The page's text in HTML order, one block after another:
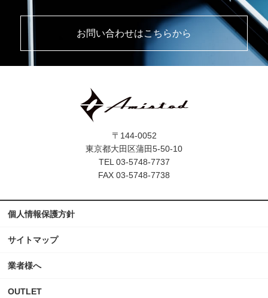
お問い合わせはこちらから
〒144-0052
東京都大田区蒲田5-50-10
TEL 03-5748-7737
FAX 03-5748-7738
個人情報保護方針
サイトマップ
業者様へ
OUTLET